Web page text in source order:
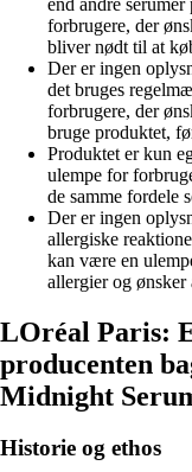
forbrugere, der
bliver nødt til at
Der er ingen
det bruges
forbrugere, der
bruge produktet,
Produktet er kun
ulempe for
de samme fordele
Der er ingen
allergiske
kan være en
allergier og ønsker
LOréal Paris:
producenten
Midnight
Historie og ethos